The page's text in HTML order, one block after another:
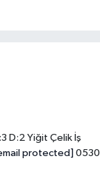
D:2 Yiğit Çelik İş
protected] 0530